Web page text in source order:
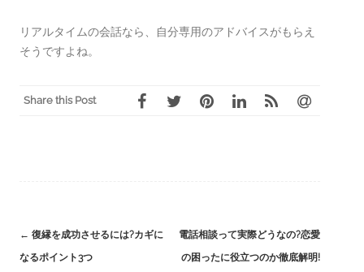
リアルタイムの会話なら、自分専用のアドバイスがもらえ
そうですよね。
Share this Post
Post
← 復縁を成功させるには?カギに
なるポイント3つ
電話相談って実際どうなの?恋愛
の困ったに役立つのか徹底解明!